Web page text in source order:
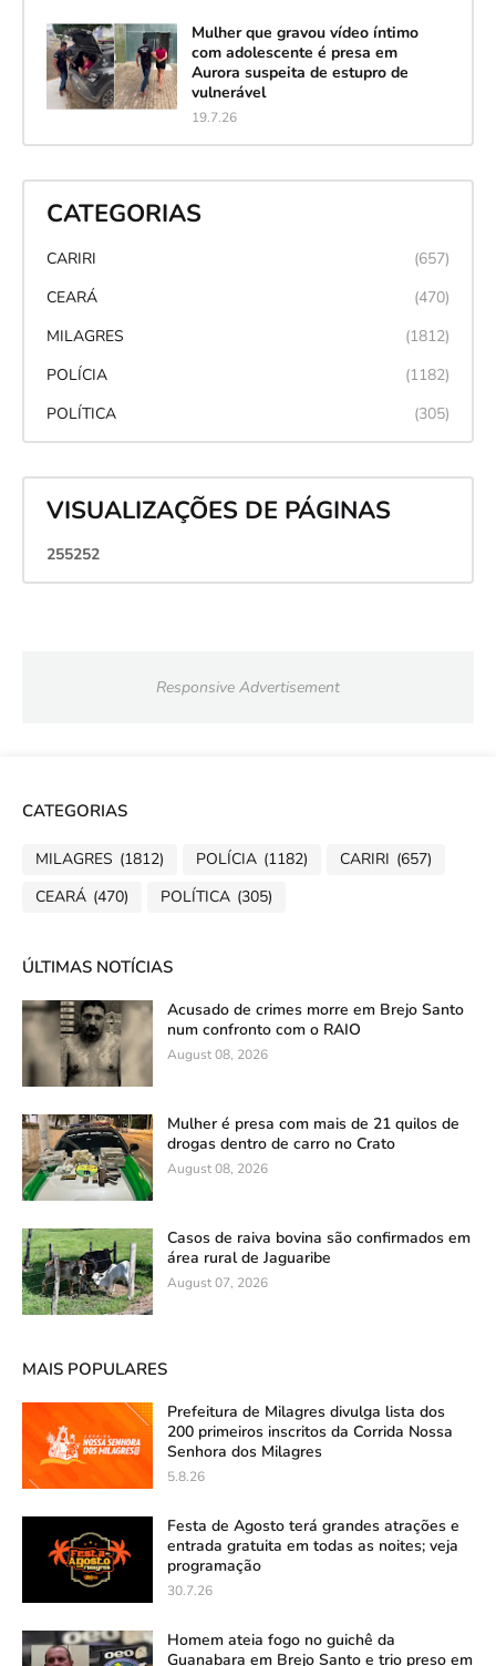
Mulher que gravou vídeo íntimo
com adolescente é presa em
Aurora suspeita de estupro de
vulnerável
19.7.26
CATEGORIAS
CARIRI
(657)
CEARÁ
(470)
MILAGRES
(1812)
POLÍCIA
(1182)
POLÍTICA
(305)
VISUALIZAÇÕES DE PÁGINAS
255252
Responsive Advertisement
CATEGORIAS
MILAGRES (1812) POLÍCIA (1182) CARIRI (657)
CEARÁ (470) POLÍTICA (305)
ÚLTIMAS NOTÍCIAS
Acusado de crimes morre em Brejo Santo
num confronto com o RAIO
August 08, 2026
Mulher é presa com mais de 21 quilos de
drogas dentro de carro no Crato
August 08, 2026
Casos de raiva bovina são confirmados em
área rural de Jaguaribe
August 07, 2026
MAIS POPULARES
Prefeitura de Milagres divulga lista dos
200 primeiros inscritos da Corrida Nossa
Senhora dos Milagres
5.8.26
Festa de Agosto terá grandes atrações e
entrada gratuita em todas as noites; veja
programação
30.7.26
Homem ateia fogo no guichê da
Guanabara em Brejo Santo e trio preso em